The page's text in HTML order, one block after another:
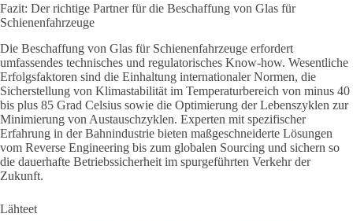
Fazit: Der richtige Partner für die Beschaffung von Glas für
Schienenfahrzeuge
Die Beschaffung von Glas für Schienenfahrzeuge erfordert
umfassendes technisches und regulatorisches Know-how. Wesentliche
Erfolgsfaktoren sind die Einhaltung internationaler Normen, die
Sicherstellung von Klimastabilität im Temperaturbereich von minus 40
bis plus 85 Grad Celsius sowie die Optimierung der Lebenszyklen zur
Minimierung von Austauschzyklen. Experten mit spezifischer
Erfahrung in der Bahnindustrie bieten maßgeschneiderte Lösungen
vom Reverse Engineering bis zum globalen Sourcing und sichern so
die dauerhafte Betriebssicherheit im spurgeführten Verkehr der
Zukunft.
Lähteet